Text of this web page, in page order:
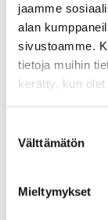
jaamme
alan
sivustoamme.
tietoja muihin
kerätty, kun
valinta
Välttämätön
Mieltymykset
perillä juuri
olemme
kyseessä